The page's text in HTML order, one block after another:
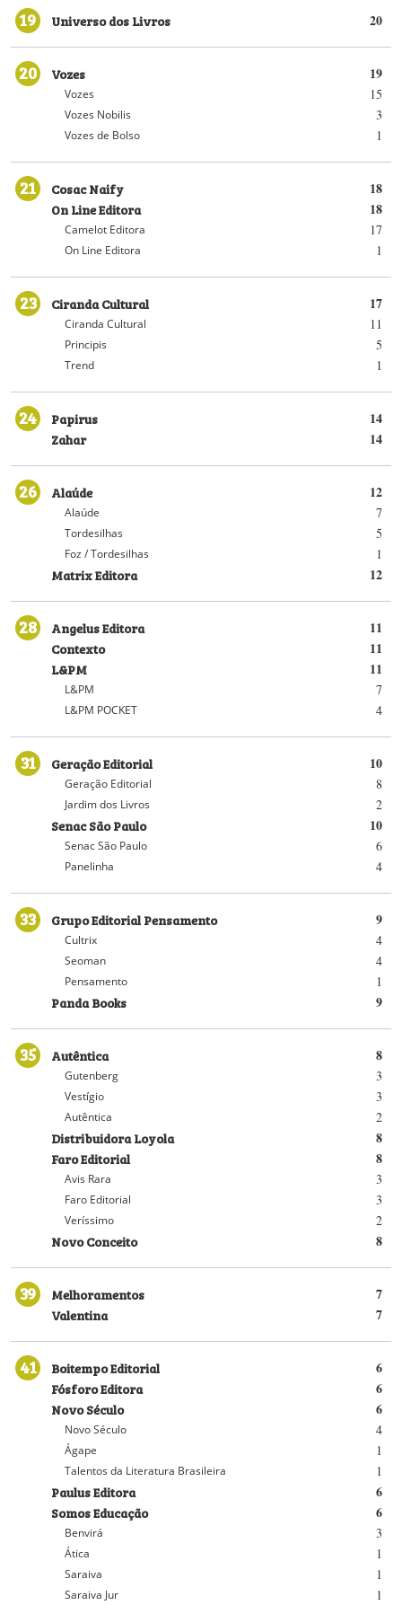
19 20
Universo dos Livros
20 19
Vozes
15
Vozes
3
Vozes Nobilis
1
Vozes de Bolso
21 18
Cosac Naify
18
On Line Editora
17
Camelot Editora
1
On Line Editora
23 17
Ciranda Cultural
11
Ciranda Cultural
5
Principis
1
Trend
24 14
Papirus
14
Zahar
26 12
Alaúde
7
Alaúde
5
Tordesilhas
1
Foz / Tordesilhas
12
Matrix Editora
28 11
Angelus Editora
11
Contexto
11
L&PM
7
L&PM
4
L&PM POCKET
31 10
Geração Editorial
8
Geração Editorial
2
Jardim dos Livros
10
Senac São Paulo
6
Senac São Paulo
4
Panelinha
33 9
Grupo Editorial Pensamento
4
Cultrix
4
Seoman
1
Pensamento
9
Panda Books
35 8
Autêntica
3
Gutenberg
3
Vestígio
2
Autêntica
8
Distribuidora Loyola
8
Faro Editorial
3
Avis Rara
3
Faro Editorial
2
Veríssimo
8
Novo Conceito
39 7
Melhoramentos
7
Valentina
41 6
Boitempo Editorial
6
Fósforo Editora
6
Novo Século
4
Novo Século
1
Ágape
1
Talentos da Literatura Brasileira
6
Paulus Editora
6
Somos Educação
3
Benvirá
1
Ática
1
Saraiva
1
Saraiva Jur